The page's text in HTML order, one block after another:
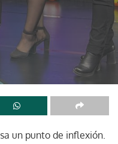
un punto de inflexión.